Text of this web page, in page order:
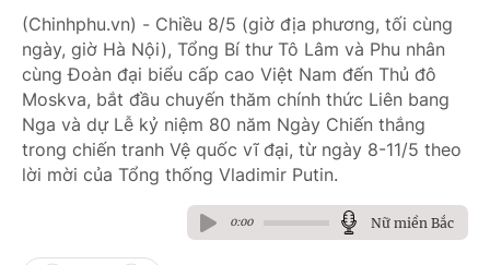
(Chinhphu.vn) - Chiều 8/5 (giờ địa phương, tối cùng
ngày, giờ Hà Nội), Tổng Bí thư Tô Lâm và Phu nhân
cùng Đoàn đại biểu cấp cao Việt Nam đến Thủ đô
Moskva, bắt đầu chuyến thăm chính thức Liên bang
Nga và dự Lễ kỷ niệm 80 năm Ngày Chiến thắng
trong chiến tranh Vệ quốc vĩ đại, từ ngày 8-11/5 theo
lời mời của Tổng thống Vladimir Putin.
0:00 Nữ miền Bắc